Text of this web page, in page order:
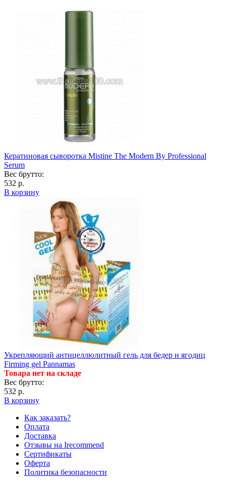
Кератиновая сыворотка Mistine The Modern By Professional
Serum
Вес брутто:
532 р.
В корзину
Укрепляющий антицеллюлитный гель для бедер и ягодиц
Firming gel Pannamas
Товара нет на складе
Вес брутто:
532 р.
В корзину
Как заказать?
Оплата
Доставка
Отзывы на Irecommend
Сертификаты
Оферта
Политика безопасности